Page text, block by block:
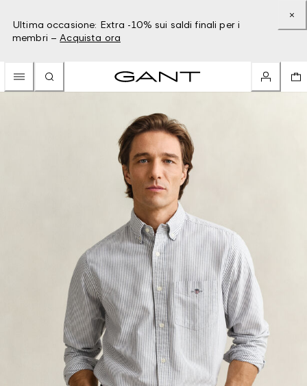
Ultima occasione: Extra -10% sui saldi finali per i
membri – Acquista ora